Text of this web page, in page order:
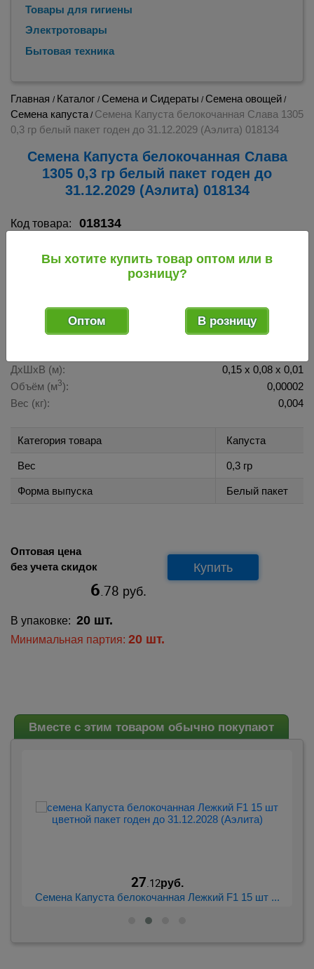
Товары для гигиены
Электротовары
Бытовая техника
Главная / Каталог /Семена и Сидераты /Семена овощей /
Семена капуста / Семена Капуста белокочанная Слава 1305
0,3 гр белый пакет годен до 31.12.2029 (Аэлита) 018134
Семена Капуста белокочанная Слава
1305 0,3 гр белый пакет годен до
31.12.2029 (Аэлита) 018134
Код товара: 018134
ДхШхВ (м):
0,15 х 0,08 х 0,01
Объём (м3):
0,00002
Вес (кг):
0,004
Категория товара Капуста
Вес 0,3 гр
Форма выпуска Белый пакет
Оптовая цена
без учета скидок
6.78 руб.
Купить
В упаковке: 20 шт.
Минимальная партия: 20 шт.
Вместе с этим товаром обычно покупают
27 .12руб.
Семена Капуста белокочанная Лежкий F1 15 шт ...
Вы хотите купить товар оптом или в
розницу?
Оптом В розницу